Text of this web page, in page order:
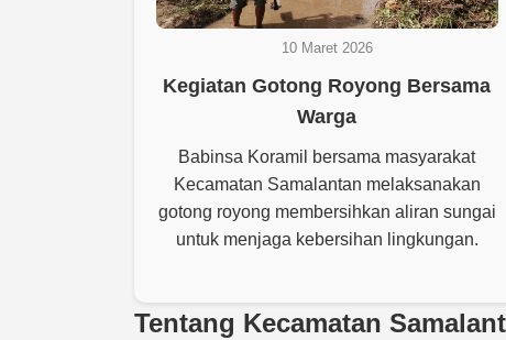
10 Maret 2026
Kegiatan Gotong Royong Bersama
Warga
Babinsa Koramil bersama masyarakat
Kecamatan Samalantan melaksanakan
gotong royong membersihkan aliran sungai
untuk menjaga kebersihan lingkungan.
Tentang Kecamatan